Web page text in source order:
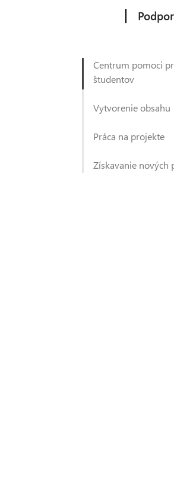
Centrum pomoci
študentov
Vytvorenie obsahu
Práca na projekte
Získavanie nových